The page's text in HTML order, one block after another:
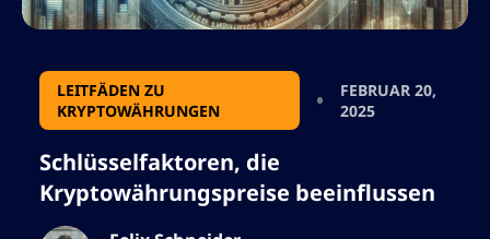
LEITFÄDEN ZU
KRYPTOWÄHRUNGEN
FEBRUAR 20,
2025
Schlüsselfaktoren, die
Kryptowährungspreise beeinflussen